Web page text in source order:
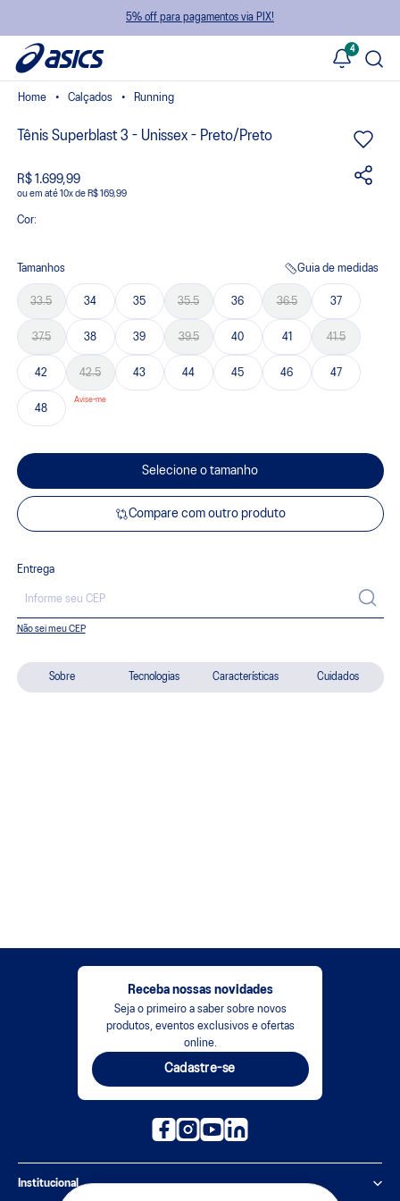
5% off para pagamentos via PIX!
4
Sobre Tecnologias Características Cuidados
Calçados Running
Tênis Superblast 3 - Unissex - Preto/Preto
R$ 1.699,99
ou 10xde R$ 169,99
Cor:
Tamanhos Guia de medidas
33.5 34 35 35.5 36 36.5 37
37.5 38 39 39.5 40 41 41.5
42 42.5 43 44 45 46 47
48
Selecione o tamanho
Compare com outro produto
Entrega
Não sei meu CEP
Receba nossas novidades
Seja o primeiro a saber sobre novos
produtos, eventos exclusivos e ofertas
online.
Cadastre-se
Institucional